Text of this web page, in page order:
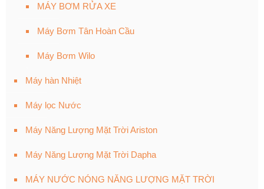
MÁY BƠM RỬA XE
Máy Bơm Tân Hoàn Cầu
Máy Bơm Wilo
Máy hàn Nhiệt
Máy lọc Nước
Máy Năng Lượng Mặt Trời Ariston
Máy Năng Lượng Mặt Trời Dapha
MÁY NƯỚC NÓNG NĂNG LƯỢNG MẶT TRỜI